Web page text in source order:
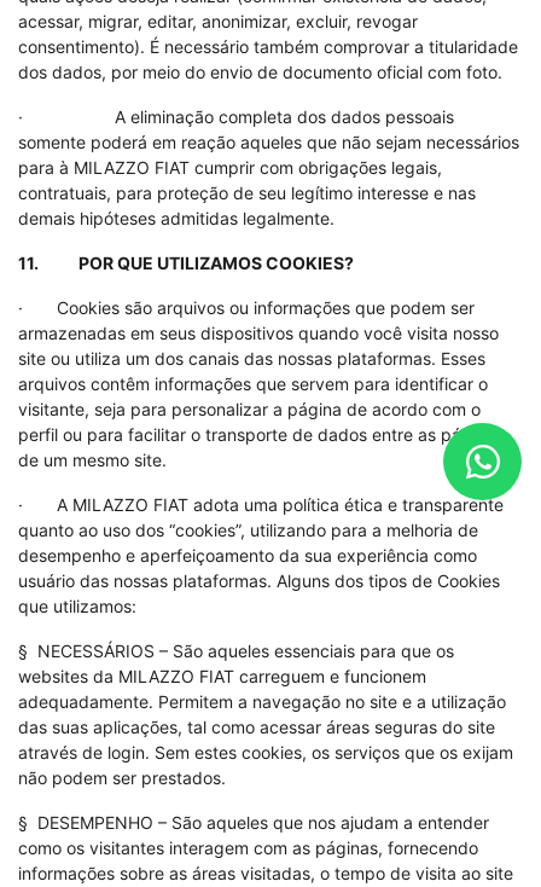
acessar, migrar, editar, anonimizar, excluir, revogar
consentimento). É necessário também comprovar a titularidade
dos dados, por meio do envio de documento oficial com foto.
· A eliminação completa dos dados pessoais
somente poderá em reação aqueles que não sejam necessários
para à MILAZZO FIAT cumprir com obrigações legais,
contratuais, para proteção de seu legítimo interesse e nas
demais hipóteses admitidas legalmente.
11. POR QUE UTILIZAMOS COOKIES?
· Cookies são arquivos ou informações que podem ser
armazenadas em seus dispositivos quando você visita nosso
site ou utiliza um dos canais das nossas plataformas. Esses
arquivos contêm informações que servem para identificar o
visitante, seja para personalizar a página de acordo com o
perfil ou para facilitar o transporte de dados entre as páginas
de um mesmo site.
· A MILAZZO FIAT adota uma política ética e transparente
quanto ao uso dos “cookies”, utilizando para a melhoria de
desempenho e aperfeiçoamento da sua experiência como
usuário das nossas plataformas. Alguns dos tipos de Cookies
que utilizamos:
§ NECESSÁRIOS – São aqueles essenciais para que os
websites da MILAZZO FIAT carreguem e funcionem
adequadamente. Permitem a navegação no site e a utilização
das suas aplicações, tal como acessar áreas seguras do site
através de login. Sem estes cookies, os serviços que os exijam
não podem ser prestados.
§ DESEMPENHO – São aqueles que nos ajudam a entender
como os visitantes interagem com as páginas, fornecendo
informações sobre as áreas visitadas, o tempo de visita ao site